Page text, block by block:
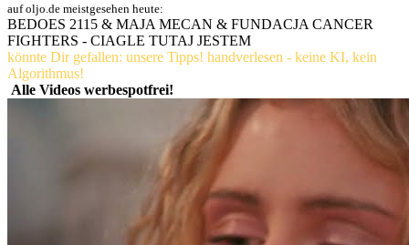
auf oljo.de meistgesehen heute:
BEDOES 2115 & MAJA MECAN & FUNDACJA CANCER
FIGHTERS - CIAGLE TUTAJ JESTEM
könnte Dir gefallen: unsere Tipps! handverlesen - keine KI, kein
Algorithmus!
Alle Videos werbespotfrei!